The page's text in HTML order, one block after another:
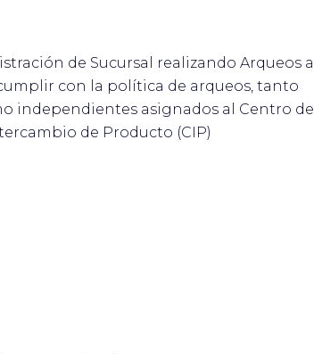
de Sucursal realizando Arqueos a
con la política de arqueos, tanto
independientes asignados al Centro de
de Producto (CIP)